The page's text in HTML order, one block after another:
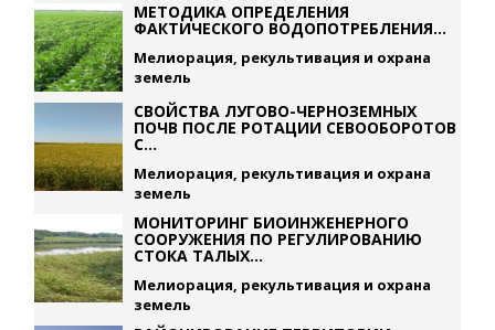
МЕТОДИКА ОПРЕДЕЛЕНИЯ
ФАКТИЧЕСКОГО ВОДОПОТРЕБЛЕНИЯ...
Мелиорация, рекультивация и охрана
земель
СВОЙСТВА ЛУГОВО-ЧЕРНОЗЕМНЫХ
ПОЧВ ПОСЛЕ РОТАЦИИ СЕВООБОРОТОВ
С...
Мелиорация, рекультивация и охрана
земель
МОНИТОРИНГ БИОИНЖЕНЕРНОГО
СООРУЖЕНИЯ ПО РЕГУЛИРОВАНИЮ
СТОКА ТАЛЫХ...
Мелиорация, рекультивация и охрана
земель